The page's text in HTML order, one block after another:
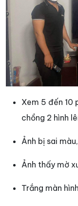
Xem 5 đến 10
chồng 2 hình
Ảnh bị sai
Ảnh thấy mờ
Trắng màn